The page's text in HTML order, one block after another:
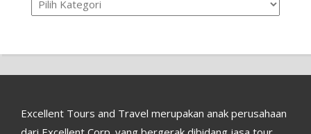
Excellent Tours and Travel merupakan anak perusahaan